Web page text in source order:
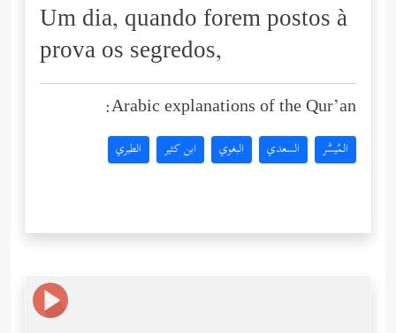
Um dia, quando forem postos à
prova os segredos,
Arabic explanations of the Qur’an:
المُيسَّر السعدي البغوي ابن كثير الطبري